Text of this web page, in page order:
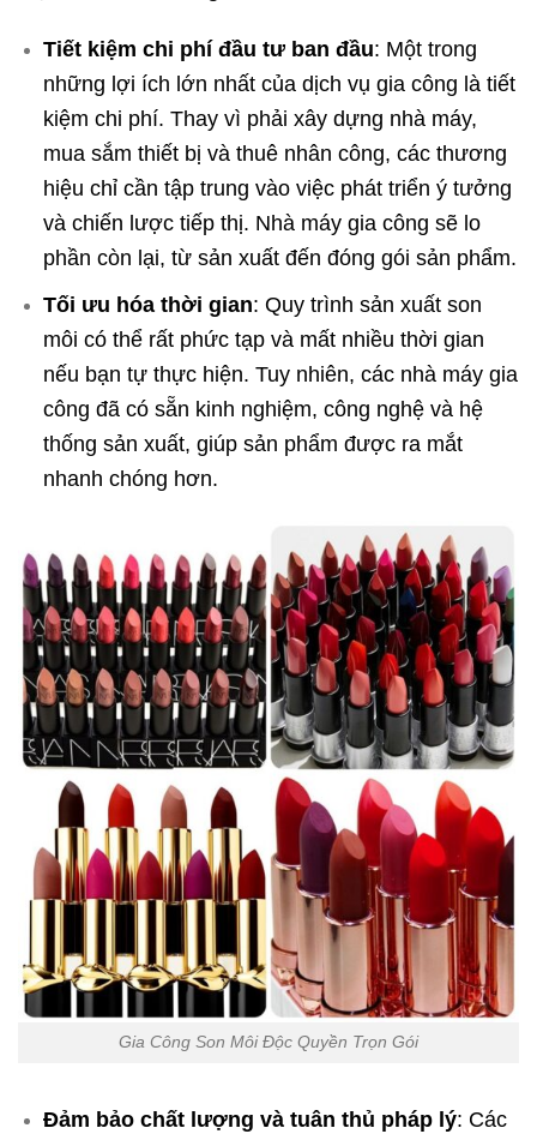
Tiết kiệm chi phí đầu tư ban đầu: Một trong
những lợi ích lớn nhất của dịch vụ gia công là tiết
kiệm chi phí. Thay vì phải xây dựng nhà máy,
mua sắm thiết bị và thuê nhân công, các thương
hiệu chỉ cần tập trung vào việc phát triển ý tưởng
và chiến lược tiếp thị. Nhà máy gia công sẽ lo
phần còn lại, từ sản xuất đến đóng gói sản phẩm.
Tối ưu hóa thời gian: Quy trình sản xuất son
môi có thể rất phức tạp và mất nhiều thời gian
nếu bạn tự thực hiện. Tuy nhiên, các nhà máy gia
công đã có sẵn kinh nghiệm, công nghệ và hệ
thống sản xuất, giúp sản phẩm được ra mắt
nhanh chóng hơn.
Gia Công Son Môi Độc Quyền Trọn Gói
Đảm bảo chất lượng và tuân thủ pháp lý: Các